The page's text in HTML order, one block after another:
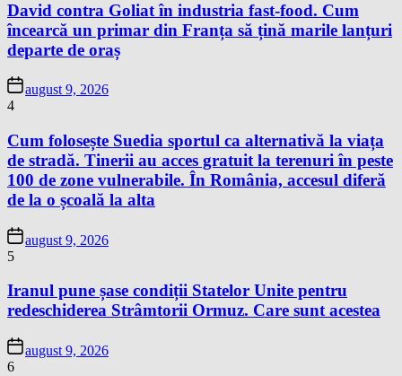
David contra Goliat în industria fast-food. Cum
încearcă un primar din Franța să țină marile lanțuri
departe de oraș
august 9, 2026
4
Cum folosește Suedia sportul ca alternativă la viața
de stradă. Tinerii au acces gratuit la terenuri în peste
100 de zone vulnerabile. În România, accesul diferă
de la o școală la alta
august 9, 2026
5
Iranul pune șase condiții Statelor Unite pentru
redeschiderea Strâmtorii Ormuz. Care sunt acestea
august 9, 2026
6